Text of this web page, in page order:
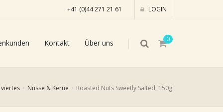
+41 (0)44 271 21 61 LOGIN
0
Kontakt Über uns
Nüsse & Kerne Roasted Nuts Sweetly Salted, 150g